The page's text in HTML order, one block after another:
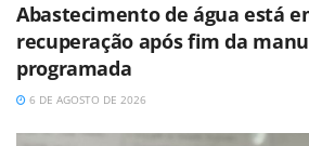
Abastecimento de água está
recuperação após fim da
programada
6 DE AGOSTO DE 2026